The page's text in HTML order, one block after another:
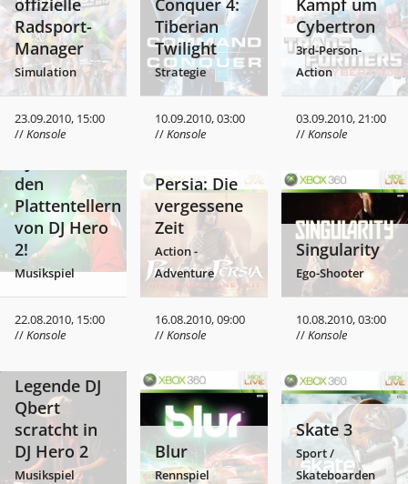
offizielle
Radsport-
Manager
Simulation
23.09.2010, 15:00
//Konsole
Conquer 4:
Tiberian
Twilight
Strategie
10.09.2010, 03:00
//Konsole
Kampf um
Cybertron
3rd-Person-
Action
03.09.2010, 21:00
//Konsole
den
Plattentellern
von DJ Hero
2!
Musikspiel
22.08.2010, 15:00
//Konsole
Persia: Die
vergessene
Zeit
Action -
Adventure
16.08.2010, 09:00
//Konsole
Singularity
Ego-Shooter
10.08.2010, 03:00
//Konsole
Legende DJ
Qbert
scratcht in
DJ Hero 2
Musikspiel
Blur
Rennspiel
Skate 3
Sport /
Skateboarden